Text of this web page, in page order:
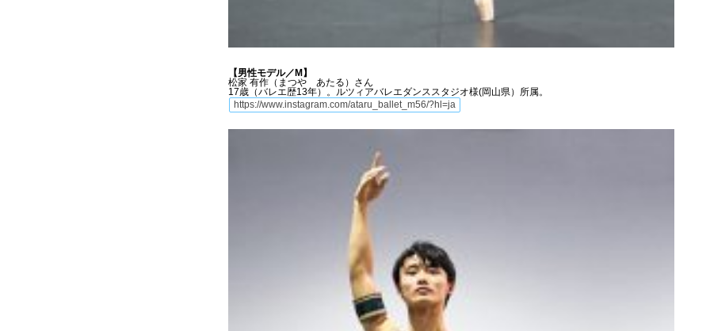
【男性モデル／M】
松家 有作（まつや あたる）さん
17歳（バレエ歴13年）。ルツィアバレエダンススタジオ様(岡山県）所属。
https://www.instagram.com/ataru_ballet_m56/?hl=ja